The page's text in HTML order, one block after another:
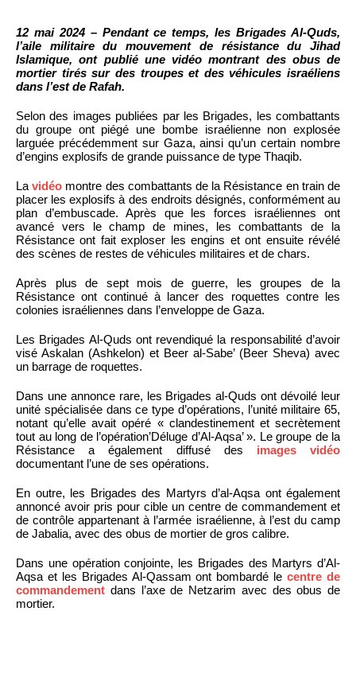
12 mai 2024 – Pendant ce temps, les Brigades Al-Quds,
l’aile militaire du mouvement de résistance du Jihad
Islamique, ont publié une vidéo montrant des obus de
mortier tirés sur des troupes et des véhicules israéliens
dans l’est de Rafah.
Selon des images publiées par les Brigades, les combattants
du groupe ont piégé une bombe israélienne non explosée
larguée précédemment sur Gaza, ainsi qu’un certain nombre
d’engins explosifs de grande puissance de type Thaqib.
Lavidéo montre des combattants de la Résistance en train de
placer les explosifs à des endroits désignés, conformément au
plan d’embuscade. Après que les forces israéliennes ont
avancé vers le champ de mines, les combattants de la
Résistance ont fait exploser les engins et ont ensuite révélé
des scènes de restes de véhicules militaires et de chars.
Après plus de sept mois de guerre, les groupes de la
Résistance ont continué à lancer des roquettes contre les
colonies israéliennes dans l’enveloppe de Gaza.
Les Brigades Al-Quds ont revendiqué la responsabilité d’avoir
visé Askalan (Ashkelon) et Beer al-Sabe’ (Beer Sheva) avec
un barrage de roquettes.
Dans une annonce rare, les Brigades al-Quds ont dévoilé leur
unité spécialisée dans ce type d’opérations, l’unité militaire 65,
notant qu’elle avait opéré « clandestinement et secrètement
tout au long de l’opération’Déluge d’Al-Aqsa’ ». Le groupe de la
Résistance a également diffusé des images vidéo
documentant l’une de ses opérations.
En outre, les Brigades des Martyrs d’al-Aqsa ont également
annoncé avoir pris pour cible un centre de commandement et
de contrôle appartenant à l’armée israélienne, à l’est du camp
de Jabalia, avec des obus de mortier de gros calibre.
Dans une opération conjointe, les Brigades des Martyrs d’Al-
Aqsa et les Brigades Al-Qassam ont bombardé lecentre de
commandement dans l’axe de Netzarim avec des obus de
mortier.